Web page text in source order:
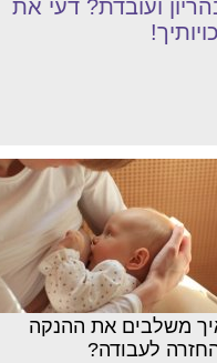
ועובדת? דעי את
משלבים את ההנקה
לעבודה?